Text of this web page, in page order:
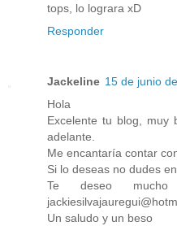
tops, lo lograra xD
Responder
Jackeline 15 de junio
Hola
Excelente tu blog, muy
adelante.
Me encantaría contar
Si lo deseas no dudes
Te deseo
Un saludo y un beso